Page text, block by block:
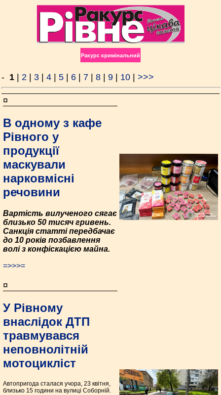
Ракурс кримінальний
- 1 2 3 4 5 6 7 8 9 10 >>>
¤
В одному з кафе
Рівного у
продукції
маскували
нарковмісні
речовини
Вартість вилученого сягає
близько 50 тисяч гривень.
Санкція статті передбачає
до 10 років позбавлення
волі з конфіскацією майна.
=>>>=
¤
У Рівному
внаслідок ДТП
травмувався
неповнолітній
мотоцикліст
Автопригода сталася учора, 23 квітня,
близько 15 години на вулиці Соборній.